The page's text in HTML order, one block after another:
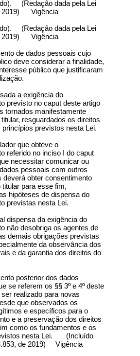
(Redação dada pela Lei
2019) Vigência
(Redação dada pela Lei
2019) Vigência
de dados pessoais cujo
deve considerar a finalidade,
público que justificaram
a exigência do
previsto no caput deste artigo
tornados manifestamente
resguardados os direitos
princípios previstos nesta Lei.
que obteve o
referido no inciso I do caput
necessitar comunicar ou
pessoais com outros
deverá obter consentimento
para esse fim,
hipóteses de dispensa do
previstas nesta Lei.
dispensa da exigência do
não desobriga os agentes de
demais obrigações previstas
da observância dos
e da garantia dos direitos do
posterior dos dados
se referem os §§ 3º e 4º deste
realizado para novas
que observados os
e específicos para o
e a preservação dos direitos
como os fundamentos e os
nesta Lei. (Incluído
de 2019) Vigência